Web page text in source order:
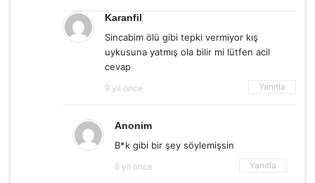
Karanfil
Sincabim ölü gibi tepki vermiyor kış
uykusuna yatmış ola bilir mi lütfen acil
cevap
9 yıl önce Yanıtla
Anonim
B*k gibi bir şey söylemişsin
8 yıl önce Yanıtla